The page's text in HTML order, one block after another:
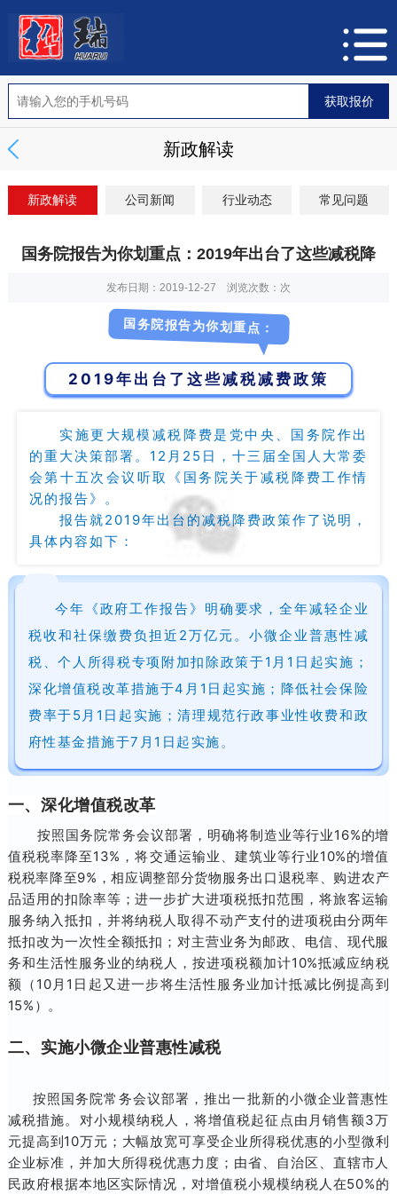
新政解读
新政解读 公司新闻 行业动态 常见问题
国务院报告为你划重点：2019年出台了这些减税降
发布日期：2019-12-27 浏览次数： 次
国务院报告为你划重点：
2019年出台了这些减税减费政策
实施更大规模减税降费是党中央、国务院作出
的重大决策部署。12月25日，十三届全国人大常委
会第十五次会议听取《国务院关于减税降费工作情
况的报告》。
报告就2019年出台的减税降费政策作了说明，
具体内容如下：
今年《政府工作报告》明确要求，全年减轻企业
税收和社保缴费负担近2万亿元。小微企业普惠性减
税、个人所得税专项附加扣除政策于1月1日起实施；
深化增值税改革措施于4月1日起实施；降低社会保险
费率于5月1日起实施；清理规范行政事业性收费和政
府性基金措施于7月1日起实施。
一、深化增值税改革
按照国务院常务会议部署，明确将制造业等行业16%的增
值税税率降至13%，将交通运输业、建筑业等行业10%的增值
税税率降至9%，相应调整部分货物服务出口退税率、购进农产
品适用的扣除率等；进一步扩大进项税抵扣范围，将旅客运输
服务纳入抵扣，并将纳税人取得不动产支付的进项税由分两年
抵扣改为一次性全额抵扣；对主营业务为邮政、电信、现代服
务和生活性服务业的纳税人，按进项税额加计10%抵减应纳税
额（10月1日起又进一步将生活性服务业加计抵减比例提高到
15%）。
二、实施小微企业普惠性减税
按照国务院常务会议部署，推出一批新的小微企业普惠性
减税措施。对小规模纳税人，将增值税起征点由月销售额3万
元提高到10万元；大幅放宽可享受企业所得税优惠的小型微利
企业标准，并加大所得税优惠力度；由省、自治区、直辖市人
民政府根据本地区实际情况，对增值税小规模纳税人在50%的